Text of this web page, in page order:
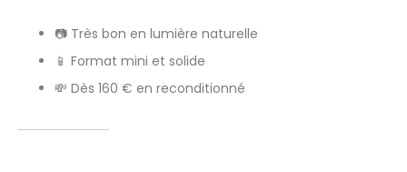
📷 Très bon en lumière naturelle
📱 Format mini et solide
💸 Dès 160 € en reconditionné